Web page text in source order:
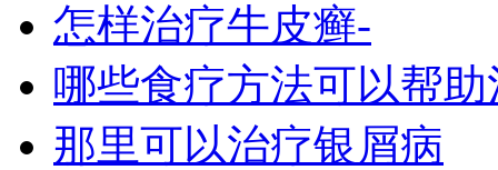
怎样治疗牛皮癣-
哪些食疗方法可以帮助
那里可以治疗银屑病